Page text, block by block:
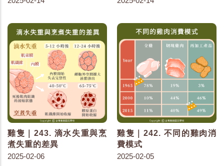
雞隻｜243. 滴水失重與烹
煮失重的差異
2025-02-06
雞隻｜242. 不同的雞肉消
費模式
2025-02-05